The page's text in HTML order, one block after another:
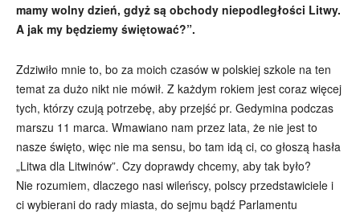
mamy wolny dzień, gdyż są obchody niepodległości Litwy.
A jak my będziemy świętować?”.
Zdziwiło mnie to, bo za moich czasów w polskiej szkole na ten
temat za dużo nikt nie mówił. Z każdym rokiem jest coraz więcej
tych, którzy czują potrzebę, aby przejść pr. Gedymina podczas
marszu 11 marca. Wmawiano nam przez lata, że nie jest to
nasze święto, więc nie ma sensu, bo tam idą ci, co głoszą hasła
„Litwa dla Litwinów”. Czy doprawdy chcemy, aby tak było?
Nie rozumiem, dlaczego nasi wileńscy, polscy przedstawiciele i
ci wybierani do rady miasta, do sejmu bądź Parlamentu